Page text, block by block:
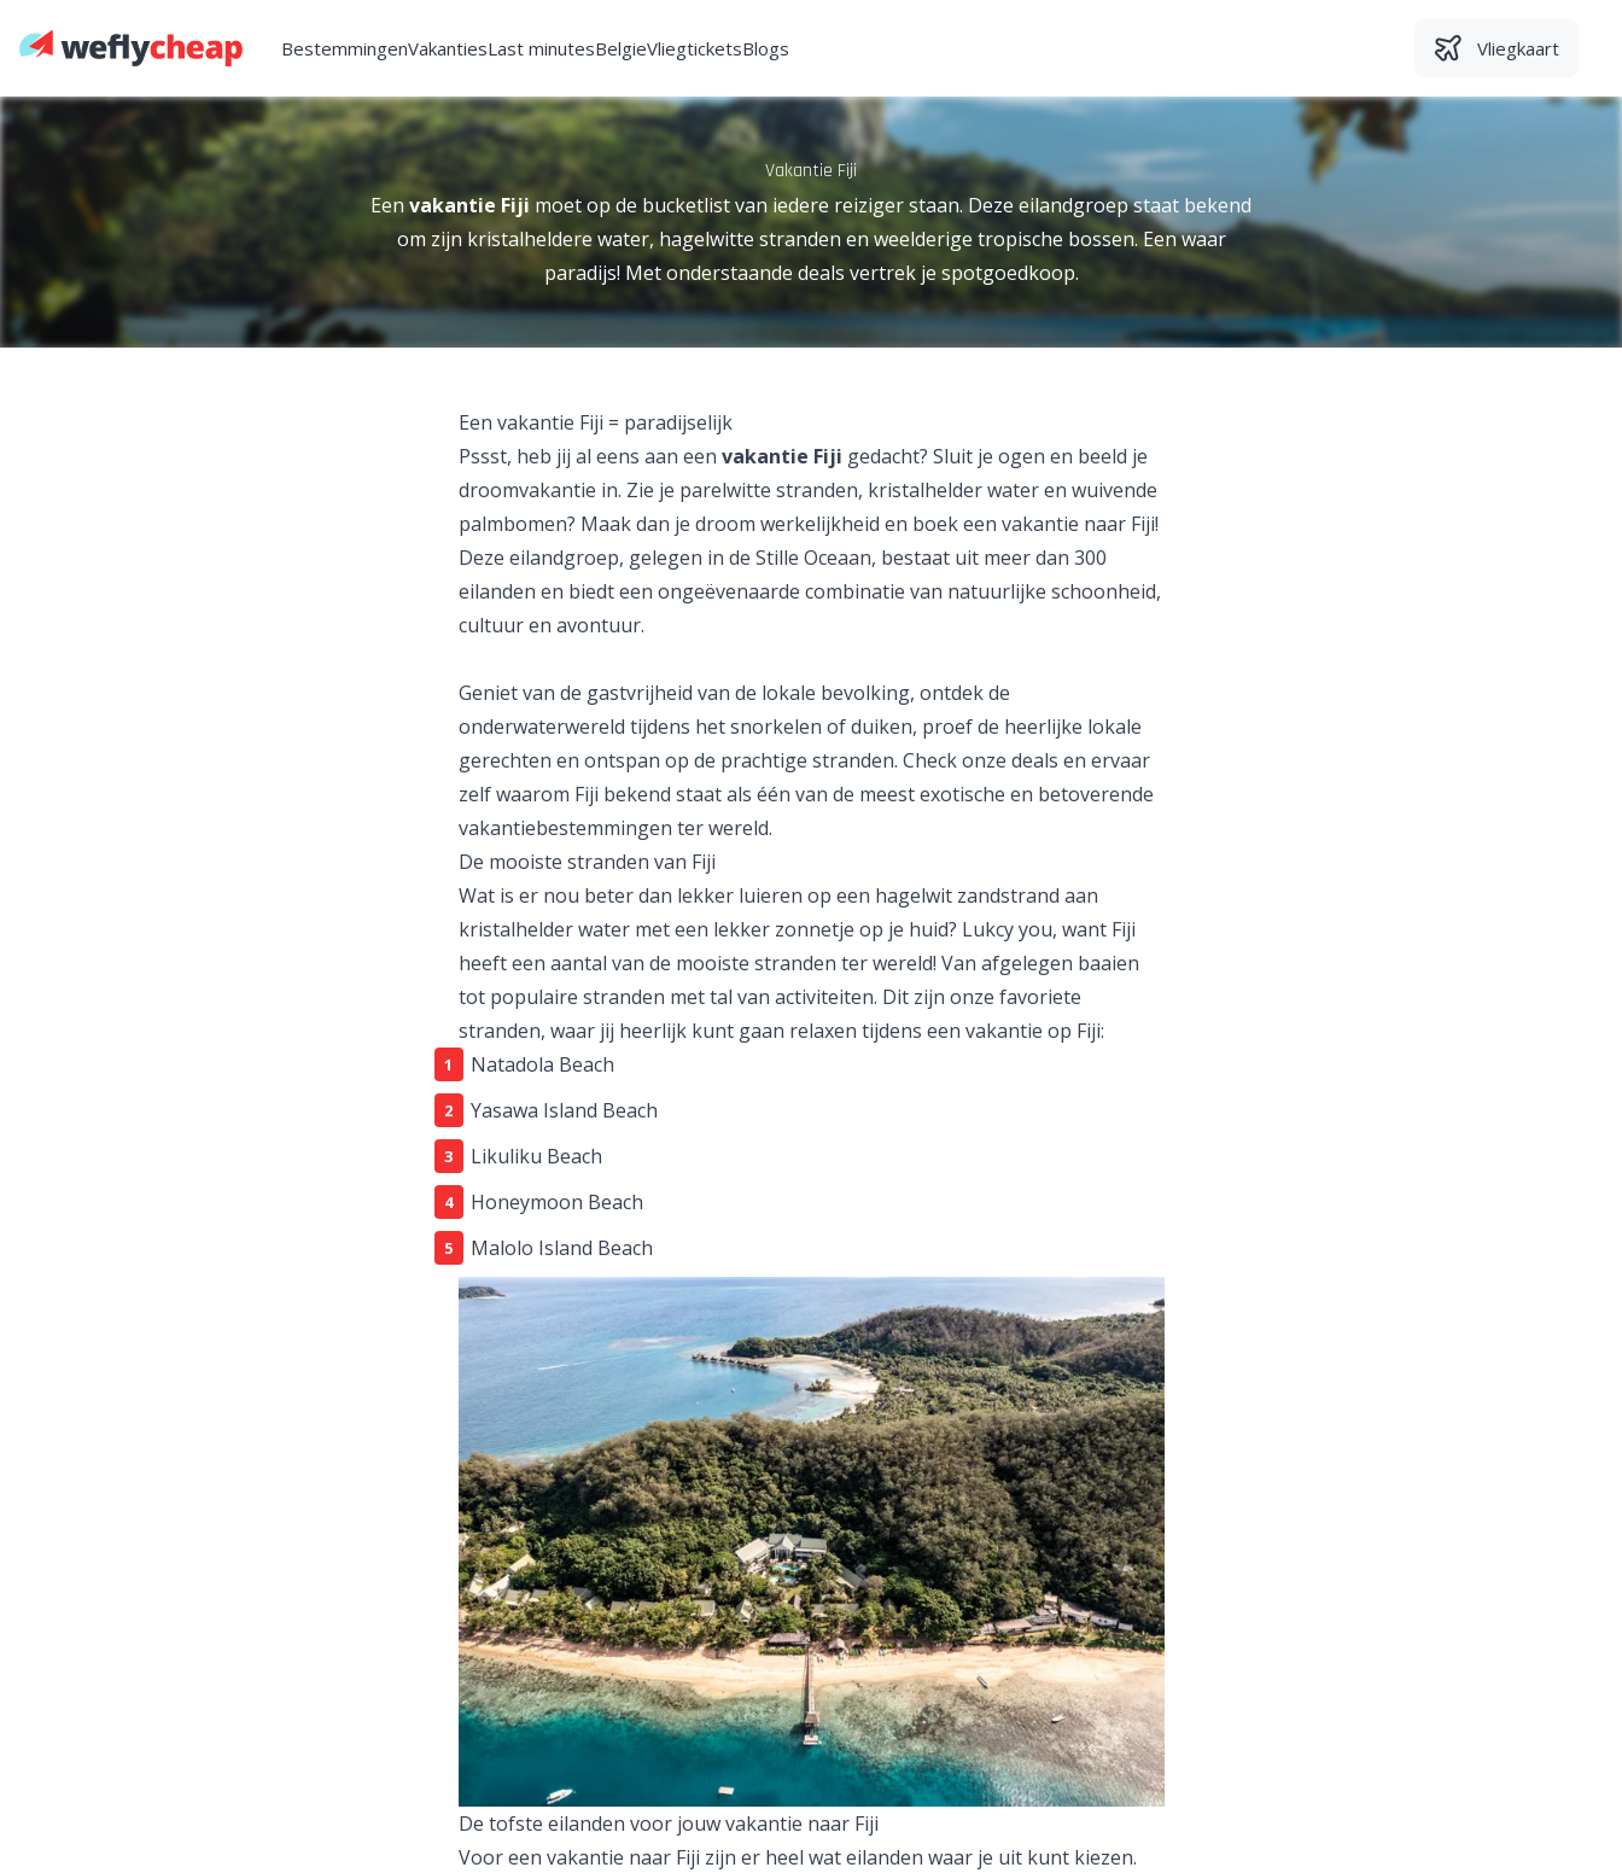
BestemmingenVakantiesLast minutesBelgieVliegticketsBlogs Vliegkaart
Vakantie Fiji
Een vakantie Fiji moet op de bucketlist van iedere reiziger staan. Deze eilandgroep staat bekend
om zijn kristalheldere water, hagelwitte stranden en weelderige tropische bossen. Een waar
paradijs! Met onderstaande deals vertrek je spotgoedkoop.
Een vakantie Fiji = paradijselijk
Pssst, heb jij al eens aan een vakantie Fiji gedacht? Sluit je ogen en beeld je
droomvakantie in. Zie je parelwitte stranden, kristalhelder water en wuivende
palmbomen? Maak dan je droom werkelijkheid en boek een vakantie naar Fiji!
Deze eilandgroep, gelegen in de Stille Oceaan, bestaat uit meer dan 300
eilanden en biedt een ongeëvenaarde combinatie van natuurlijke schoonheid,
cultuur en avontuur.
Geniet van de gastvrijheid van de lokale bevolking, ontdek de
onderwaterwereld tijdens het snorkelen of duiken, proef de heerlijke lokale
gerechten en ontspan op de prachtige stranden. Check onze deals en ervaar
zelf waarom Fiji bekend staat als één van de meest exotische en betoverende
vakantiebestemmingen ter wereld.
De mooiste stranden van Fiji
Wat is er nou beter dan lekker luieren op een hagelwit zandstrand aan
kristalhelder water met een lekker zonnetje op je huid? Lukcy you, want Fiji
heeft een aantal van de mooiste stranden ter wereld! Van afgelegen baaien
tot populaire stranden met tal van activiteiten. Dit zijn onze favoriete
stranden, waar jij heerlijk kunt gaan relaxen tijdens een vakantie op Fiji:
Natadola Beach
Yasawa Island Beach
Likuliku Beach
Honeymoon Beach
Malolo Island Beach
De tofste eilanden voor jouw vakantie naar Fiji
Voor een vakantie naar Fiji zijn er heel wat eilanden waar je uit kunt kiezen.